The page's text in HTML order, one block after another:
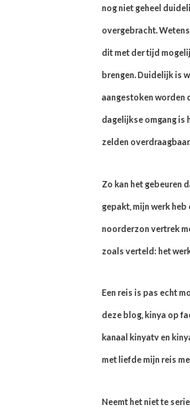
nog niet geheel
overgebracht.
dit met der tijd
brengen. Duidelijk is
aangestoken worden
dagelijkse omgang is
zelden overdraagbaar.
Zo kan het gebeuren
gepakt, mijn werk heb
noorderzon vertrek
zoals verteld: het
Een reis is pas echt
deze blog, kinya op
kanaal kinyatv en
met liefde mijn reis
Neemt het niet te